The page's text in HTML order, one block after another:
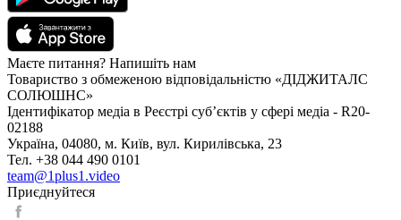
Маєте питання? Напишіть нам
Товариство з обмеженою відповідальністю «ДІДЖИТАЛС
СОЛЮШНС»
Ідентифікатор медіа в Реєстрі суб’єктів у сфері медіа - R20-
02188
Україна, 04080, м. Київ, вул. Кирилівська, 23
Тел. +38 044 490 0101
team@1plus1.video
Приєднуйтеся